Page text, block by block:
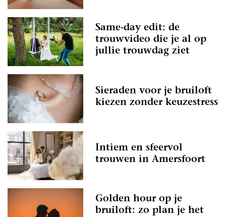
Same-day edit: de
trouwvideo die je al op
jullie trouwdag ziet
Sieraden voor je bruiloft
kiezen zonder keuzestress
Intiem en sfeervol
trouwen in Amersfoort
Golden hour op je
bruiloft: zo plan je het